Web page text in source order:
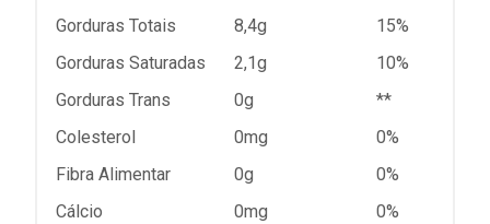
Gorduras Totais
8,4g
15%
Gorduras Saturadas
2,1g
10%
Gorduras Trans
0g
**
Colesterol
0mg
0%
Fibra Alimentar
0g
0%
Cálcio
0mg
0%